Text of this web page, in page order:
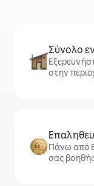
Σύνολο
στην
Πάνω από
σας